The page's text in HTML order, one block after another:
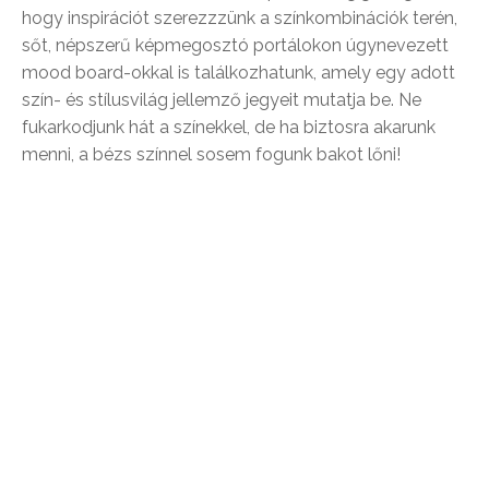
hogy inspirációt szerezzzünk a színkombinációk terén,
sőt, népszerű képmegosztó portálokon úgynevezett
mood board-okkal is találkozhatunk, amely egy adott
szín- és stílusvilág jellemző jegyeit mutatja be. Ne
fukarkodjunk hát a színekkel, de ha biztosra akarunk
menni, a bézs színnel sosem fogunk bakot lőni!